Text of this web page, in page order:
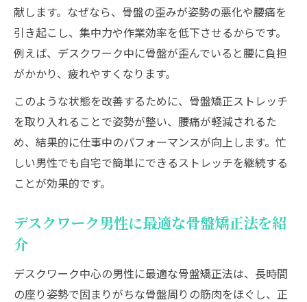
献します。なぜなら、骨盤の歪みが姿勢の悪化や腰痛を
引き起こし、集中力や作業効率を低下させるからです。
例えば、デスクワーク中に骨盤が歪んでいると腰に負担
がかかり、疲れやすくなります。
このような状態を改善するために、骨盤矯正ストレッチ
を取り入れることで姿勢が整い、腰痛が軽減されるた
め、結果的に仕事中のパフォーマンスが向上します。忙
しい男性でも自宅で簡単にできるストレッチを継続する
ことが効果的です。
デスクワーク男性に最適な骨盤矯正法を紹
介
デスクワーク中心の男性に最適な骨盤矯正法は、長時間
の座り姿勢で固まりがちな骨盤周りの筋肉をほぐし、正